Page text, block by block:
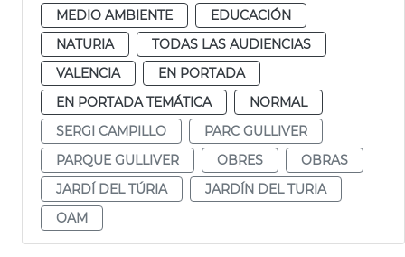
MEDIO AMBIENTE
EDUCACIÓN
NATURIA
TODAS LAS AUDIENCIAS
VALENCIA
EN PORTADA
EN PORTADA TEMÁTICA
NORMAL
SERGI CAMPILLO
PARC GULLIVER
PARQUE GULLIVER
OBRES
OBRAS
JARDÍ DEL TÚRIA
JARDÍN DEL TURIA
OAM